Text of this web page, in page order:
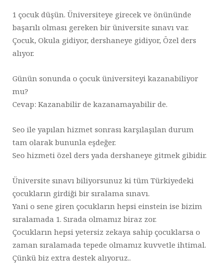
1 çocuk düşün. Üniversiteye girecek ve önününde
başarılı olması gereken bir üniversite sınavı var.
Çocuk, Okula gidiyor, dershaneye gidiyor, Özel ders
alıyor.
Günün sonunda o çocuk üniversiteyi kazanabiliyor
mu?
Cevap: Kazanabilir de kazanamayabilir de.
Seo ile yapılan hizmet sonrası karşılaşılan durum
tam olarak bununla eşdeğer.
Seo hizmeti özel ders yada dershaneye gitmek gibidir.
Üniversite sınavı biliyorsunuz ki tüm Türkiyedeki
çocukların girdiği bir sıralama sınavı.
Yani o sene giren çocukların hepsi einstein ise bizim
sıralamada 1. Sırada olmamız biraz zor.
Çocukların hepsi yetersiz zekaya sahip çocuklarsa o
zaman sıralamada tepede olmamız kuvvetle ihtimal.
Çünkü biz extra destek alıyoruz..